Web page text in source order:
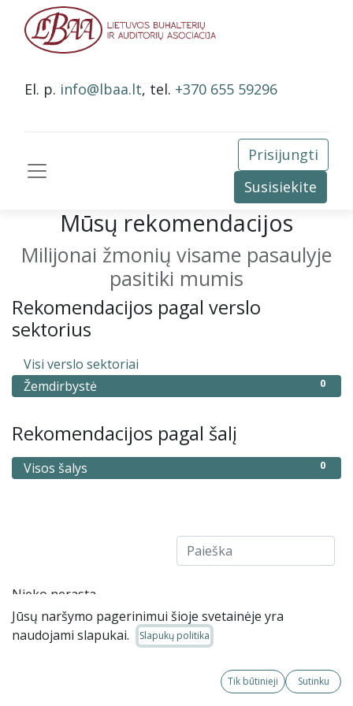
El. p. info@lbaa.lt, tel. +370 655 59296
Prisijungti
Susisiekite
Mūsų rekomendacijos
Milijonai žmonių visame pasaulyje
pasitiki mumis
Rekomendacijos pagal verslo
sektorius
Visi verslo sektoriai
0
Žemdirbystė
Rekomendacijos pagal šalį
0
Visos šalys
Nieko nerasta
Jūsų naršymo pagerinimui šioje svetainėje yra
naudojami slapukai.
Slapukų politika
Tik būtinieji Sutinku